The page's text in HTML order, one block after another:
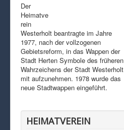
Der
Heimatve
rein
Westerholt beantragte im Jahre
1977, nach der vollzogenen
Gebietsreform, in das Wappen der
Stadt Herten Symbole des früheren
Wahrzeichens der Stadt Westerholt
mit aufzunehmen. 1978 wurde das
neue Stadtwappen eingeführt.
HEIMATVEREIN